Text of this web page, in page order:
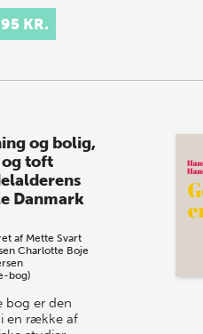
KR.
og bolig,
toft
Danmark
af Mette Svart
Charlotte Boje
bog)
bog er den
en række af